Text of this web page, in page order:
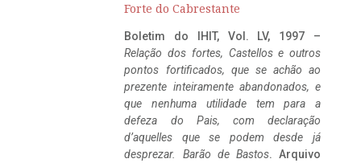
Forte do Cabrestante
Boletim do IHIT, Vol. LV, 1997 –
Relação dos fortes, Castellos e outros
pontos fortificados, que se achão ao
prezente inteiramente abandonados, e
que nenhuma utilidade tem para a
defeza do Pais, com declaração
d’aquelles que se podem desde já
desprezar. Barão de Bastos. Arquivo